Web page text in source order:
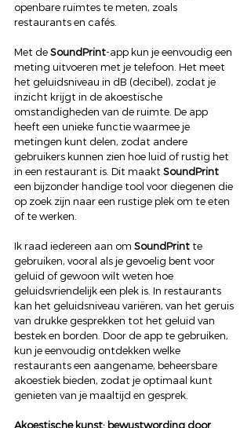
openbare ruimtes te meten, zoals
restaurants en cafés.
Met de SoundPrint-app kun je eenvoudig een
meting uitvoeren met je telefoon. Het meet
het geluidsniveau in dB (decibel), zodat je
inzicht krijgt in de akoestische
omstandigheden van de ruimte. De app
heeft een unieke functie waarmee je
metingen kunt delen, zodat andere
gebruikers kunnen zien hoe luid of rustig het
in een restaurant is. Dit maakt SoundPrint
een bijzonder handige tool voor diegenen die
op zoek zijn naar een rustige plek om te eten
of te werken.
Ik raad iedereen aan om SoundPrint te
gebruiken, vooral als je gevoelig bent voor
geluid of gewoon wilt weten hoe
geluidsvriendelijk een plek is. In restaurants
kan het geluidsniveau variëren, van het geruis
van drukke gesprekken tot het geluid van
bestek en borden. Door de app te gebruiken,
kun je eenvoudig ontdekken welke
restaurants een aangename, beheersbare
akoestiek bieden, zodat je optimaal kunt
genieten van je maaltijd en gesprek.
Akoestische kunst: bewustwording door